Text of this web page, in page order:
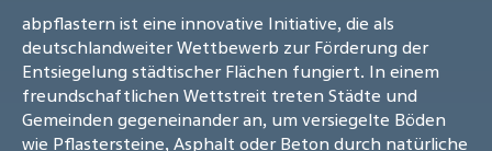
abpflastern ist eine innovative Initiative, die als
deutschlandweiter Wettbewerb zur Förderung der
Entsiegelung städtischer Flächen fungiert. In einem
freundschaftlichen Wettstreit treten Städte und
Gemeinden gegeneinander an, um versiegelte Böden
wie Pflastersteine, Asphalt oder Beton durch natürliche